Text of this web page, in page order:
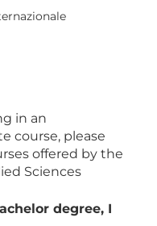
in an
course, please
offered by the
Sciences
degree, I